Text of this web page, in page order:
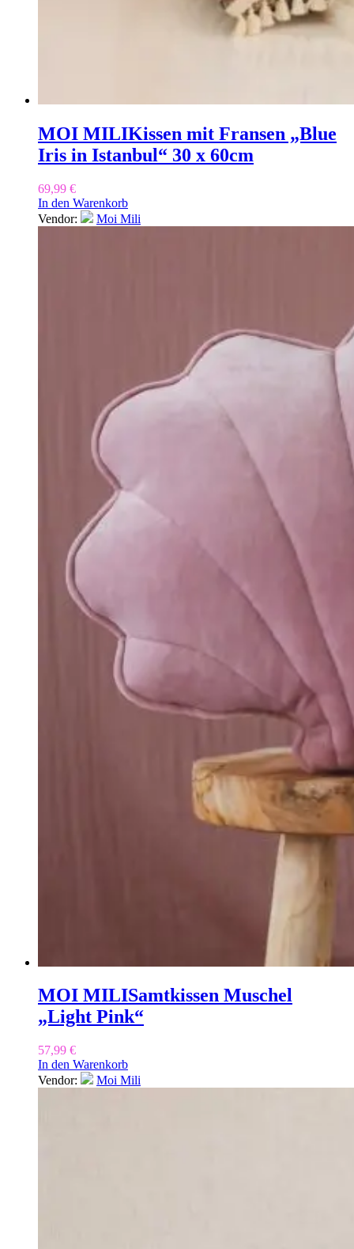
MOI MILIKissen mit Fransen „Blue
Iris in Istanbul“ 30 x 60cm
69,99 €
In den Warenkorb
Vendor:
Moi Mili
MOI MILISamtkissen Muschel
„Light Pink“
57,99 €
In den Warenkorb
Vendor:
Moi Mili